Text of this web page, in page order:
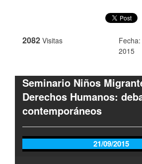
2082 Visitas
2015
Seminario Niños
Derechos Humanos:
contemporáneos
21/09/2015